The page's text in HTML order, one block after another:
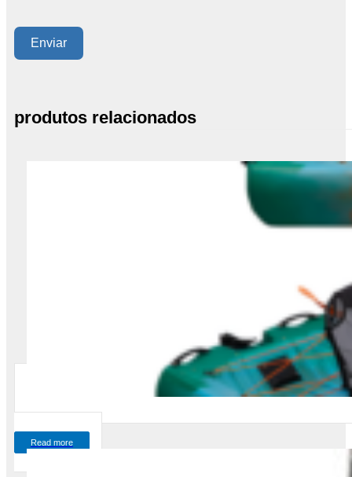
Enviar
produtos relacionados
Read more